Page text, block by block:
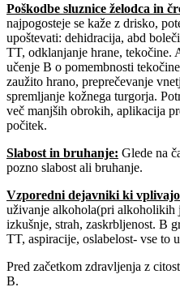
Poškodbe sluznice želodca in
najpogosteje se kaže z drisko,
upoštevati: dehidracija, abd
TT, odklanjanje hrane, tekočine.
učenje B o pomembnosti
zaužito hrano, preprečevanje
spremljanje kožnega turgorja.
več manjših obrokih, aplikacija
počitek.
Slabost in bruhanje: Glede na
pozno slabost ali bruhanje.
Vzporedni dejavniki ki vplivajo
uživanje alkohola(pri alkoholikih
izkušnje, strah, zaskrbljenost. B
TT, aspiracije, oslabelost- vse to
Pred začetkom zdravljenja z
B.